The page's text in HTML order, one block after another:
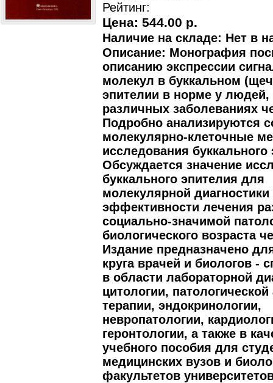
Рейтинг:
Цена: 544.00 р.
Наличие на складе: Нет в
Описание: Монография
описанию экспрессии
молекул в буккальном
эпителии в норме у людей,
различных заболеваниях
Подробно анализируются
молекулярно-клеточные
исследования буккального
Обсуждается значение
буккального эпителия для
молекулярной диагностики
эффективности лечения
социально-значимой
биологического возраста
Издание предназначено
круга врачей и биологов -
в области лабораторной
цитологии,
терапии, эндокринологии,
невропатологии,
геронтологии, а также в
учебного пособия для
медицинских вузов и
факультетов